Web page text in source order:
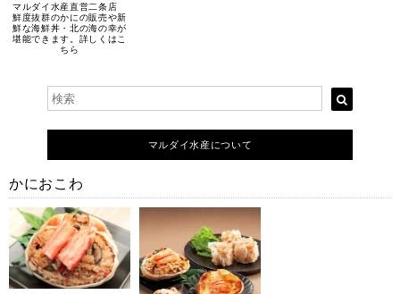
マルダイ水産直営二条店
鮮度抜群のかにの販売や新
鮮な海鮮丼・北の海の幸が
堪能できます。詳しくはこ
ちら
マルダイ水産について
かにおこわ